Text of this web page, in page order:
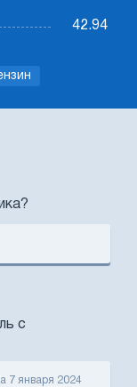
42.94
с
7 января 2024